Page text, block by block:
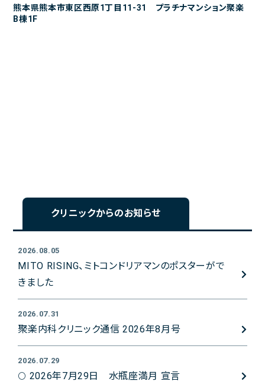
熊本県熊本市東区西原1丁目11-31 プラチナマンション聚楽
B棟1F
クリニックからのお知らせ
2026.08.05
MITO RISING、ミトコンドリアマンのポスターがで
きました
2026.07.31
聚楽内科クリニック通信 2026年8月号
2026.07.29
🌕 2026年7月29日 水瓶座満月 宣言